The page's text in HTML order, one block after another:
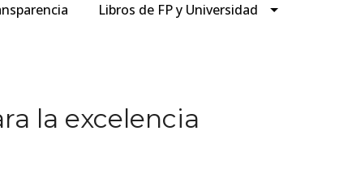
Libros de FP y Universidad
la excelencia